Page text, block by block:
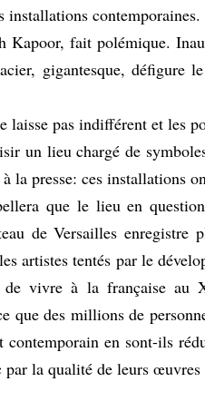
installations contemporaines.
Kapoor, fait polémique.
gigantesque,
laisse pas indifférent et les
un lieu chargé de
la presse: ces installations
que le lieu en
de Versailles
artistes tentés par le
vivre à la française au
que des millions de
contemporain en sont-ils
la qualité de leurs œuvres